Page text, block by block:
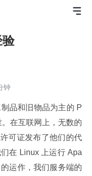
钟
品和旧物品为主的 P
在互联网上，无数的
可证发布了他们的代
在 Linux 上运行 Apa
运作，我们服务端的